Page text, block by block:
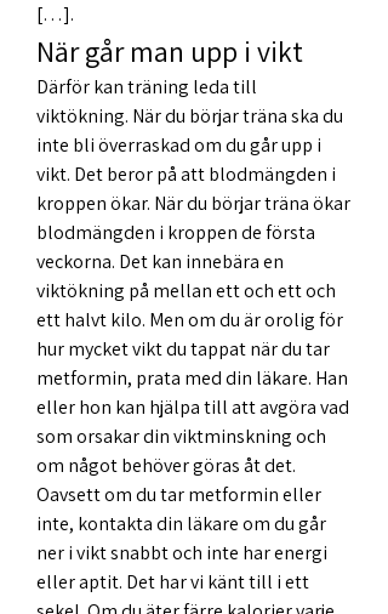
[…].
När går man upp i vikt
Därför kan träning leda till
viktökning. När du börjar träna ska du
inte bli överraskad om du går upp i
vikt. Det beror på att blodmängden i
kroppen ökar. När du börjar träna ökar
blodmängden i kroppen de första
veckorna. Det kan innebära en
viktökning på mellan ett och ett och
ett halvt kilo. Men om du är orolig för
hur mycket vikt du tappat när du tar
metformin, prata med din läkare. Han
eller hon kan hjälpa till att avgöra vad
som orsakar din viktminskning och
om något behöver göras åt det.
Oavsett om du tar metformin eller
inte, kontakta din läkare om du går
ner i vikt snabbt och inte har energi
eller aptit. Det har vi känt till i ett